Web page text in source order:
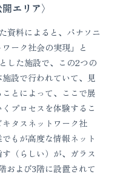
エリア〉
資料によると、パナソニ
ーク社会の実現」と
した施設で、この2つの
設で行われていて、見
とによって、ここで展
プロセスを体験するこ
タスネットワーク社
もが高度な情報ネット
（らしい）が、ガラス
および3階に設置されて